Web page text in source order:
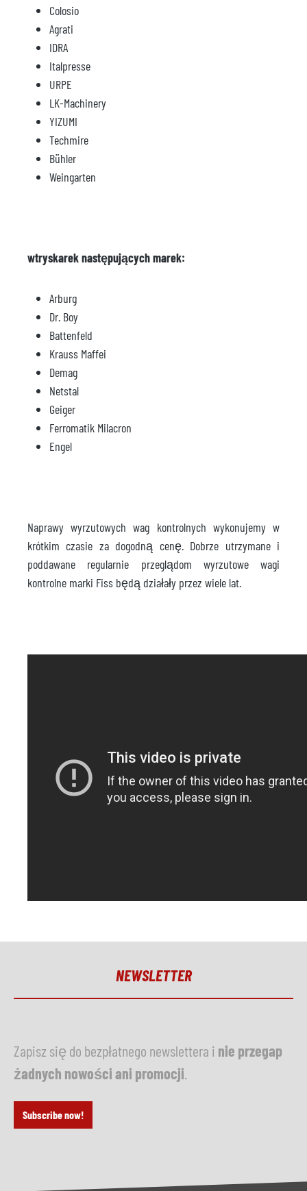
Colosio
Agrati
IDRA
Italpresse
URPE
LK-Machinery
YIZUMI
Techmire
Bühler
Weingarten
wtryskarek następujących marek:
Arburg
Dr. Boy
Battenfeld
Krauss Maffei
Demag
Netstal
Geiger
Ferromatik Milacron
Engel
Naprawy wyrzutowych wag kontrolnych wykonujemy w
krótkim czasie za dogodną cenę. Dobrze utrzymane i
poddawane regularnie przeglądom wyrzutowe wagi
kontrolne marki Fiss będą działały przez wiele lat.
NEWSLETTER
Zapisz się do bezpłatnego newslettera i nie przegap
żadnych nowości ani promocji
Subscribe now!